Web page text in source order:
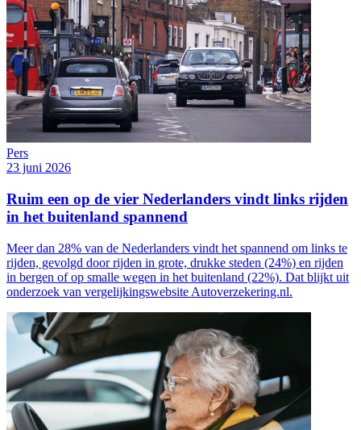
Pers
23 juni 2026
Ruim een op de vier Nederlanders vindt links rijden
in het buitenland spannend
Meer dan 28% van de Nederlanders vindt het spannend om links te
rijden, gevolgd door rijden in grote, drukke steden (24%) en rijden
in bergen of op smalle wegen in het buitenland (22%). Dat blijkt uit
onderzoek van vergelijkingswebsite Autoverzekering.nl.